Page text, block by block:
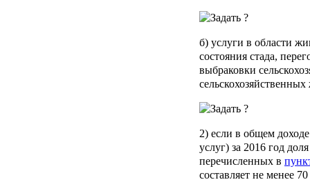
б) услуги в области
состояния стада,
выбраковки
2) если в общем
услуг) за 2016 год
перечисленных в
составляет не менее